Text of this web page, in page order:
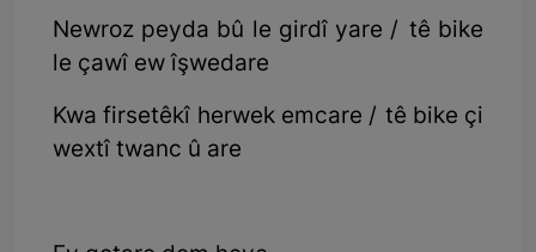
Newroz peyda bû le girdî yare / tê bike
le çawî ew îşwedare
Kwa firsetêkî herwek emcare / tê bike çi
wextî twanc û are